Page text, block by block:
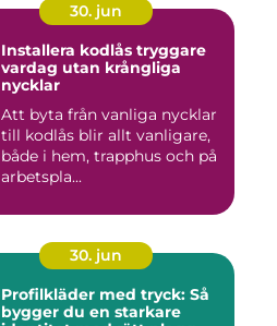
30. jun
Installera kodlås tryggare
vardag utan krångliga
nycklar
Att byta från vanliga nycklar
till kodlås blir allt vanligare,
både i hem, trapphus och på
arbetspla...
30. jun
Profilkläder med tryck: Så
bygger du en starkare